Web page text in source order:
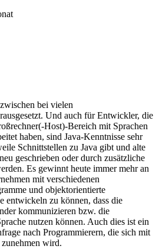
bei vielen
Und auch für Entwickler, die
Host)-Bereich mit Sprachen
haben, sind Java-Kenntnisse sehr
Schnittstellen zu Java gibt und alte
geschrieben oder durch zusätzliche
Es gewinnt heute immer mehr an
mit verschiedenen
und objektorientierte
entwickeln zu können, dass die
kommunizieren bzw. die
nutzen können. Auch dies ist ein
nach Programmierern, die sich mit
zunehmen wird.